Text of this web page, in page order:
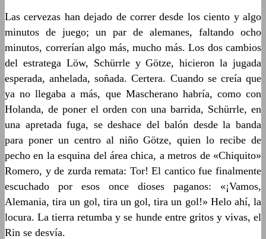
Las cervezas han dejado de correr desde los ciento y algo
minutos de juego; un par de alemanes, faltando ocho
minutos, correrían algo más, mucho más. Los dos cambios
del estratega Löw, Schürrle y Götze, hicieron la jugada
esperada, anhelada, soñada. Certera. Cuando se creía que
ya no llegaba a más, que Mascherano habría, como con
Holanda, de poner el orden con una barrida, Schürrle, en
una apretada fuga, se deshace del balón desde la banda
para poner un centro al niño Götze, quien lo recibe de
pecho en la esquina del área chica, a metros de «Chiquito»
Romero, y de zurda remata: Tor! El cantico fue finalmente
escuchado por esos once dioses paganos: «¡Vamos,
Alemania, tira un gol, tira un gol, tira un gol!» Helo ahí, la
locura. La tierra retumba y se hunde entre gritos y vivas, el
Rin se desvía.